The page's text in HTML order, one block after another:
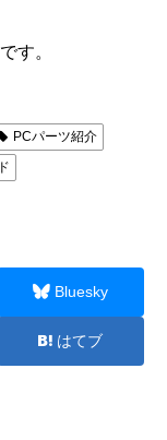
す。
PCパーツ紹介
Bluesky
はてブ